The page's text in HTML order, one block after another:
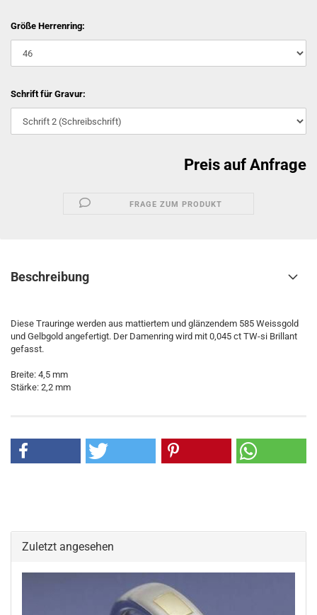
Größe Herrenring:
Schrift für Gravur:
Preis auf Anfrage
FRAGE ZUM PRODUKT
Beschreibung
Diese Trauringe werden aus mattiertem und glänzendem 585 Weissgold
und Gelbgold angefertigt. Der Damenring wird mit 0,045 ct TW-si Brillant
gefasst.
Breite: 4,5 mm
Stärke: 2,2 mm
Zuletzt angesehen